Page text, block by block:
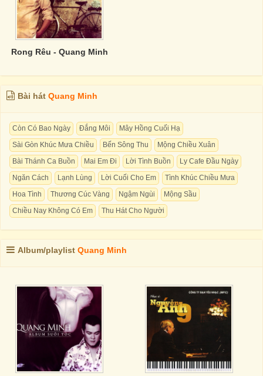
Rong Rêu - Quang Minh
Bài hát Quang Minh
Còn Có Bao Ngày Đắng Môi
Mây Hồng Cuối Hạ
Sài Gòn Khúc Mưa Chiều
Bến Sông Thu
Mộng Chiều Xuân
Bài Thánh Ca Buồn
Mai Em Đi Lời Tình Buồn
Ly Cafe Đầu Ngày
Ngăn Cách
Lạnh Lùng Lời Cuối Cho Em
Tình Khúc Chiều Mưa
Hoa Tình
Thương Cúc Vàng Ngậm Ngùi
Mộng Sầu
Chiều Nay Không Có Em
Thu Hát Cho Người
Album/playlist Quang Minh